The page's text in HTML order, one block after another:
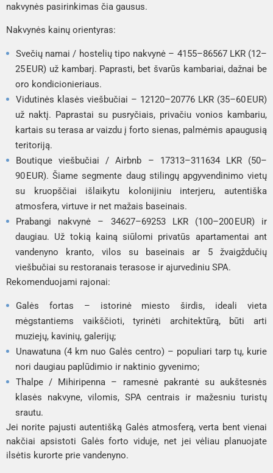
nakvynės pasirinkimas čia gausus.
Nakvynės kainų orientyras:
Svečių namai / hostelių tipo nakvynė – 4155–86567 LKR (12–
25 EUR) už kambarį. Paprasti, bet švarūs kambariai, dažnai be
oro kondicionieriaus.
Vidutinės klasės viešbučiai – 12120–20776 LKR (35–60 EUR)
už naktį. Paprastai su pusryčiais, privačiu vonios kambariu,
kartais su terasa ar vaizdu į forto sienas, palmėmis apaugusią
teritoriją.
Boutique viešbučiai / Airbnb – 17313–311634 LKR (50–
90 EUR). Šiame segmente daug stilingų apgyvendinimo vietų
su kruopščiai išlaikytu kolonijiniu interjeru, autentiška
atmosfera, virtuve ir net mažais baseinais.
Prabangi nakvynė – 34627–69253 LKR (100–200 EUR) ir
daugiau. Už tokią kainą siūlomi privatūs apartamentai ant
vandenyno kranto, vilos su baseinais ar 5 žvaigždučių
viešbučiai su restoranais terasose ir ajurvediniu SPA.
Rekomenduojami rajonai:
Galės fortas – istorinė miesto širdis, ideali vieta
mėgstantiems vaikščioti, tyrinėti architektūrą, būti arti
muziejų, kavinių, galerijų;
Unawatuna (4 km nuo Galės centro) – populiari tarp tų, kurie
nori daugiau paplūdimio ir naktinio gyvenimo;
Thalpe / Mihiripenna – ramesnė pakrantė su aukštesnės
klasės nakvyne, vilomis, SPA centrais ir mažesniu turistų
srautu.
Jei norite pajusti autentišką Galės atmosferą, verta bent vienai
nakčiai apsistoti Galės forto viduje, net jei vėliau planuojate
ilsėtis kurorte prie vandenyno.